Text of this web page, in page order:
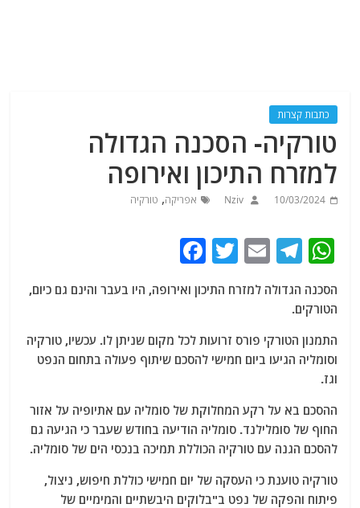
כתבות קצרות
טורקיה- הסכנה הגדולה
למזרח התיכון ואירופה
10/03/2024
Nziv אפריקה, טורקיה
W
at
s
A
p
T
el
e
g
ra
E
ai
l
T
itt
er
c
e
b
o
k
הסכנה הגדולה למזרח התיכון ואירופה, היו בעבר והינם גם כיום,
הטורקים.
התמנון הטורקי פורס זרועות לכל מקום שניתן לו. עכשיו, טורקיה
וסומליה הגיעו ביום חמישי להסכם שיתוף פעולה בתחום הנפט
וגז.
ההסכם בא על רקע המחלוקת של סומליה עם אתיופיה על אזור
החוף של סומלילנד. סומליה הודיעה בחודש שעבר כי הגיעה גם
להסכם הגנה עם טורקיה הכוללת תמיכה בנכסי הים של סומליה.
טורקיה טוענת כי העסקה של יום חמישי כוללת חיפוש, ניצול,
פיתוח והפקה של נפט ב"בלוקים היבשתיים והמימיים של